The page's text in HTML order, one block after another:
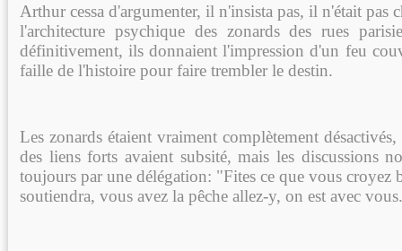
Arthur cessa d'argumenter, il n'insista pas, il n'était pas
l'architecture psychique des zonards des rues
définitivement, ils donnaient l'impression d'un feu
faille de l'histoire pour faire trembler le destin.
Les zonards étaient vraiment complètement
des liens forts avaient subsité, mais les discussions
toujours par une délégation: "Fites ce que vous croyez
soutiendra, vous avez la pêche allez-y, on est avec